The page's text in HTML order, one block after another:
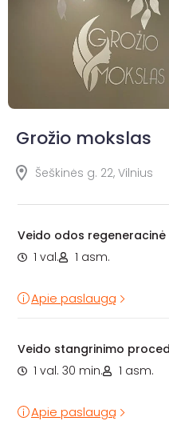
Grožio mokslas
Šeškinės g. 22, Vilnius
Veido odos regeneracinė
1 val.
1 asm.
Apie paslaugą
Veido stangrinimo
1 val. 30 min.
1 asm.
Apie paslaugą